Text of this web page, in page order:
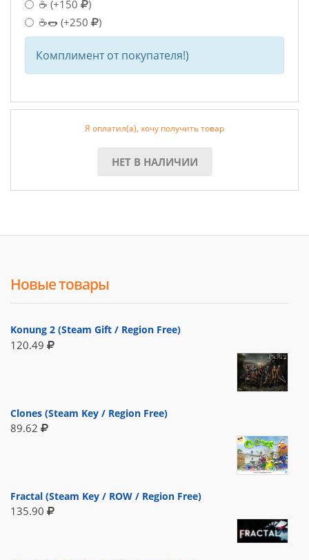
☕ (+150
)
☕🌭 (+250 )
Комплимент от покупателя!)
Я оплатил(а), хочу получить товар
НЕТ В НАЛИЧИИ
Новые товары
Konung 2 (Steam Gift / Region Free)
120.49
Clones (Steam Key / Region Free)
89.62
Fractal (Steam Key / ROW / Region Free)
135.90